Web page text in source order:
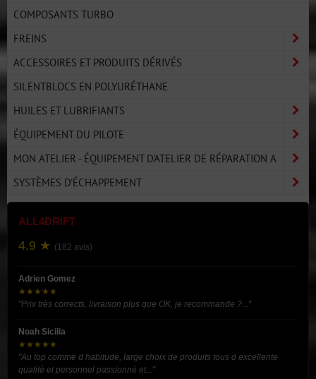
COMPOSANTS TURBO
FREINS
ACCESSOIRES ET PRODUITS DÉRIVÉS
SILENTBLOCS EN POLYURÉTHANE
HUILES ET LUBRIFIANTS
ÉQUIPEMENT DU PILOTE
MON ATELIER - ÉQUIPEMENT D'ATELIER DE RÉPARATION A
SYSTÈMES D'ÉCHAPPEMENT
ALL4DRIFT
4.9 ★ (182 avis)
Adrien Gomez
★★★★★
"Prix très corrects, livraison plus que OK, je recommande ?..."
Noah Sicilia
★★★★★
"Au top comme d habitude, large choix de produits tous d excellente
qualité et personnel passionné et..."